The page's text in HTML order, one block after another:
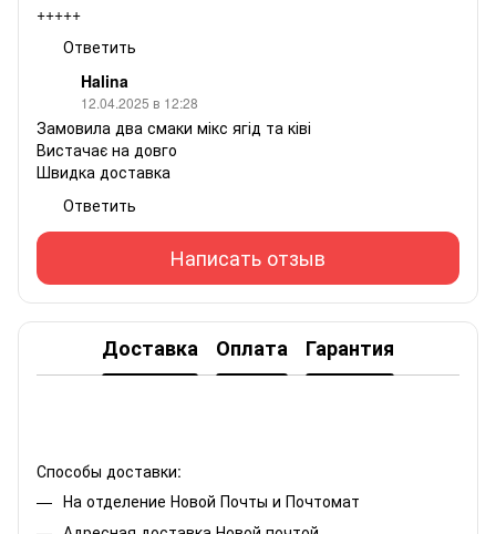
+++++
Ответить
Halina
12.04.2025 в 12:28
Замовила два смаки мікс ягід та ківі
Вистачає на довго
Швидка доставка
Ответить
Написать отзыв
Доставка Оплата Гарантия
Способы доставки:
На отделение Новой Почты и Почтомат